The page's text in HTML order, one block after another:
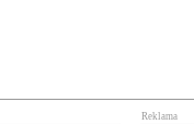
Reklama